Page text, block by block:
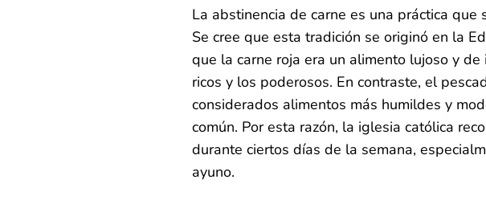
La abstinencia de carne es una práctica que
Se cree que esta tradición se originó en la
que la carne roja era un alimento lujoso y
ricos y los poderosos. En contraste, el
considerados alimentos más humildes y
común. Por esta razón, la iglesia católica
durante ciertos días de la semana,
ayuno.